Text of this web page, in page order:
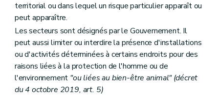
territorial ou dans lequel un risque particulier apparaît ou
peut apparaître.
Les secteurs sont désignés par le Gouvernement. Il
peut aussi limiter ou interdire la présence d'installations
ou d'activités déterminées à certains endroits pour des
raisons liées à la protection de l'homme ou de
l'environnement "ou liées au bien-être animal" (décret
du 4 octobre 2019, art. 5)